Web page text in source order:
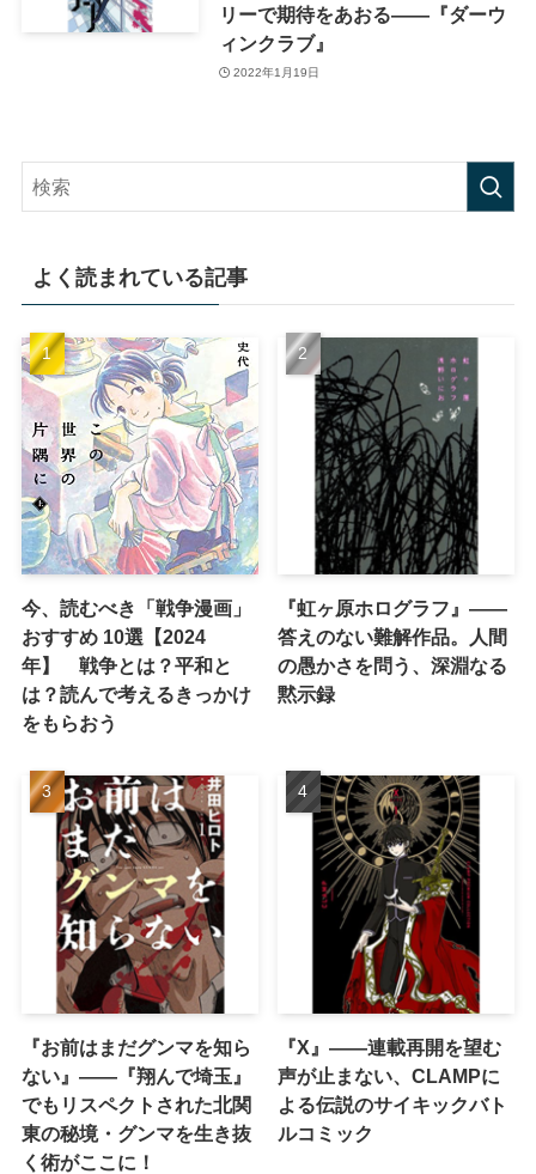
リーで期待をあおる――『ダーウ
ィンクラブ』
2022年1月19日
よく読まれている記事
今、読むべき「戦争漫画」
おすすめ 10選【2024
年】 戦争とは？平和と
は？読んで考えるきっかけ
をもらおう
『虹ヶ原ホログラフ』——
答えのない難解作品。人間
の愚かさを問う、深淵なる
黙示録
『お前はまだグンマを知ら
ない』――『翔んで埼玉』
でもリスペクトされた北関
東の秘境・グンマを生き抜
く術がここに！
『X』——連載再開を望む
声が止まない、CLAMPに
よる伝説のサイキックバト
ルコミック